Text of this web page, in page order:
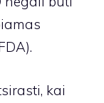
).
kai